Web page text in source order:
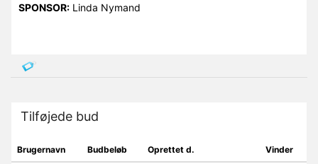
SPONSOR:Linda Nymand
Tilføjede bud
Brugernavn Budbeløb Oprettet d. Vinder